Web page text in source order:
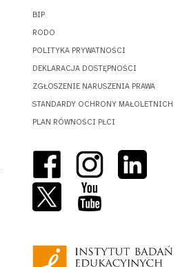
BIP
RODO
POLITYKA PRYWATNOŚCI
DEKLARACJA DOSTĘPNOŚCI
ZGŁOSZENIE NARUSZENIA PRAWA
STANDARDY OCHRONY MAŁOLETNICH
PLAN RÓWNOŚCI PŁCI